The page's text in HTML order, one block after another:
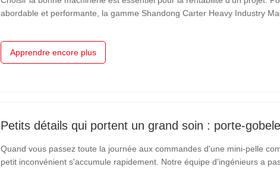
abordable et performante, la gamme Shandong Carter Heavy Industry
60 tonnes.… Voici une…
Apprendre encore plus
Quand vous passez toute la journée aux commandes d'une mini-pelle
petit inconvénient s'accumule rapidement. Notre équipe d'ingénieurs a passé des mois à